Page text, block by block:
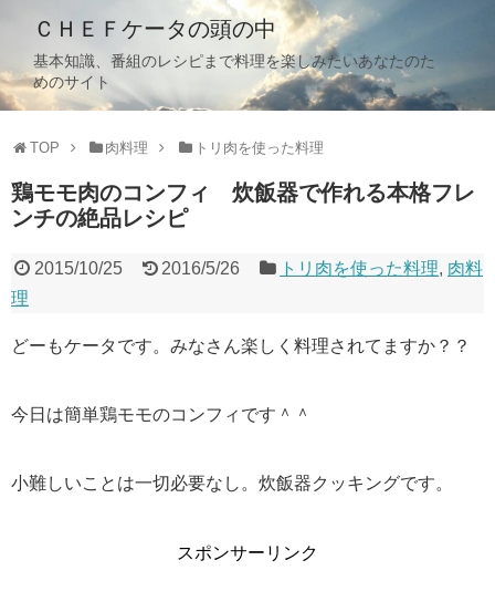
ＣＨＥＦケータの頭の中
基本知識、番組のレシピまで料理を楽しみたいあなたのた
めのサイト
TOP 肉料理 トリ肉を使った料理
鶏モモ肉のコンフィ 炊飯器で作れる本格フレ
ンチの絶品レシピ
2015/10/25 2016/5/26 トリ肉を使った料理, 肉料
理
どーもケータです。みなさん楽しく料理されてますか？？
今日は簡単鶏モモのコンフィです＾＾
小難しいことは一切必要なし。炊飯器クッキングです。
スポンサーリンク